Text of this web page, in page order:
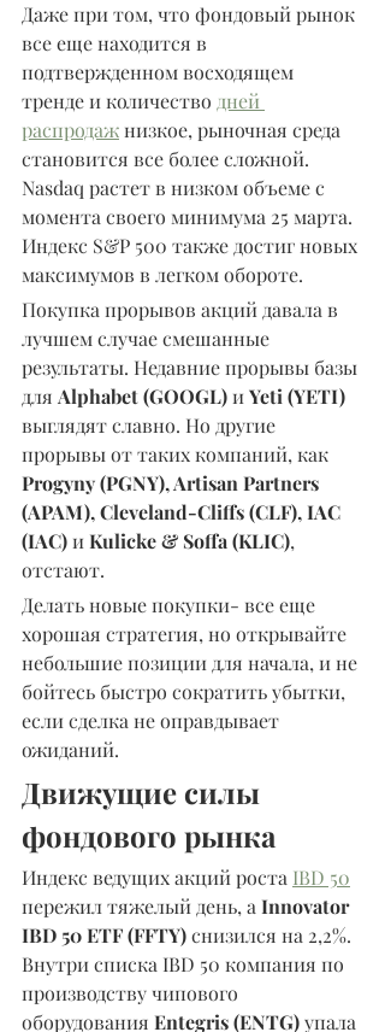
Даже при том, что фондовый рынок
все еще находится в
подтвержденном восходящем
тренде и количество дней
распродаж низкое, рыночная среда
становится все более сложной.
Nasdaq растет в низком объеме с
момента своего минимума 25 марта.
Индекс S&P 500 также достиг новых
максимумов в легком обороте.
Покупка прорывов акций давала в
лучшем случае смешанные
результаты. Недавние прорывы базы
для Alphabet (GOOGL) и Yeti (YETI)
выглядят славно. Но другие
прорывы от таких компаний, как
Progyny (PGNY), Artisan Partners
(APAM), Cleveland-Cliffs (CLF), IAC
(IAC) и Kulicke & Soffa (KLIC),
отстают.
Делать новые покупки- все еще
хорошая стратегия, но открывайте
небольшие позиции для начала, и не
бойтесь быстро сократить убытки,
если сделка не оправдывает
ожиданий.
Движущие силы
фондового рынка
Индекс ведущих акций роста IBD 50
пережил тяжелый день, а Innovator
IBD 50 ETF (FFTY) снизился на 2,2%.
Внутри списка IBD 50 компания по
производству чипового
оборудования Entegris (ENTG) упала